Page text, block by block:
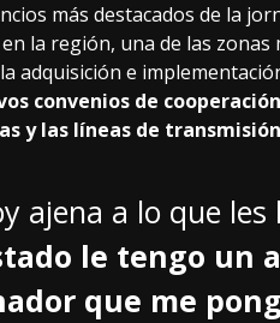
más destacados de la
en la región, una de las
adquisición e
convenios de
y las líneas de
ajena a lo que
le tengo un
que me